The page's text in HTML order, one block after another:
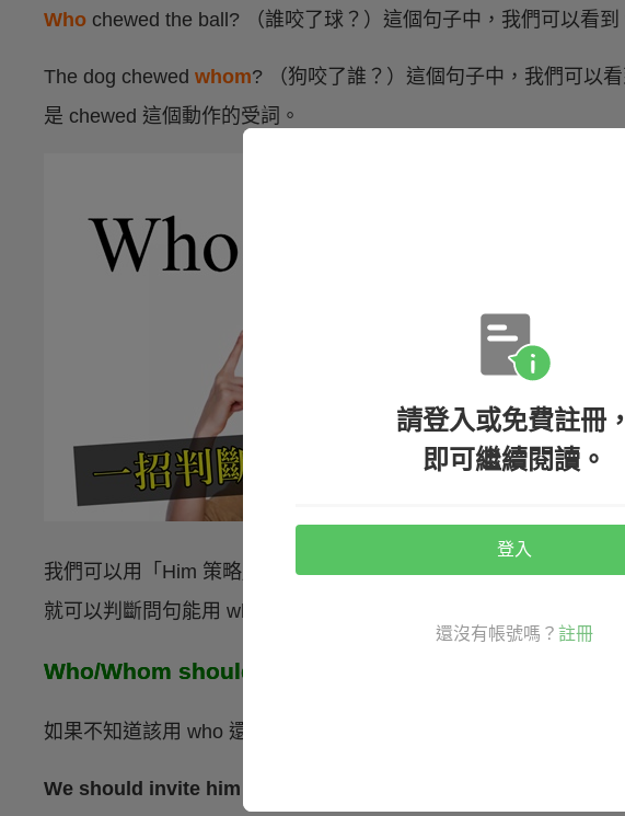
Who chewed the ball? （誰咬了球？）這個句子中，我們可以看到
The dog chewed whom? （狗咬了誰？）這個句子中，我們可以
是 chewed 這個動作的受詞。
我們可以用「Him 策略」判斷該用 who 還是 whom。如果我們可
就可以判斷問句能用 whom。以下我們就來舉幾個例子：
Who/Whom should we invite to speak?（我們應該邀
如果不知道該用 who 還是 whom，我們可以先將句子改成直述句來
We should invite him to speak.
請登入或免費註冊，
即可繼續閱讀。
登入
還沒有帳號嗎？ 註冊